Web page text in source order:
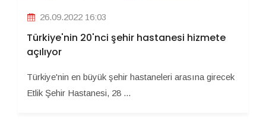
26.09.2022 16:03
Türkiye'nin 20'nci şehir hastanesi hizmete
açılıyor
Türkiye'nin en büyük şehir hastaneleri arasına girecek
Etlik Şehir Hastanesi, 28 ...